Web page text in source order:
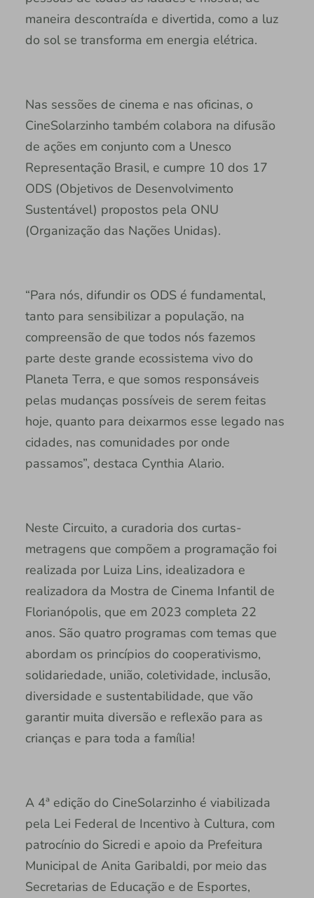
maneira descontraída e divertida, como a luz
do sol se transforma em energia elétrica.
Nas sessões de cinema e nas oficinas, o
CineSolarzinho também colabora na difusão
de ações em conjunto com a Unesco
Representação Brasil, e cumpre 10 dos 17
ODS (Objetivos de Desenvolvimento
Sustentável) propostos pela ONU
(Organização das Nações Unidas).
“Para nós, difundir os ODS é fundamental,
tanto para sensibilizar a população, na
compreensão de que todos nós fazemos
parte deste grande ecossistema vivo do
Planeta Terra, e que somos responsáveis
pelas mudanças possíveis de serem feitas
hoje, quanto para deixarmos esse legado nas
cidades, nas comunidades por onde
passamos”, destaca Cynthia Alario.
Neste Circuito, a curadoria dos curtas-
metragens que compõem a programação foi
realizada por Luiza Lins, idealizadora e
realizadora da Mostra de Cinema Infantil de
Florianópolis, que em 2023 completa 22
anos. São quatro programas com temas que
abordam os princípios do cooperativismo,
solidariedade, união, coletividade, inclusão,
diversidade e sustentabilidade, que vão
garantir muita diversão e reflexão para as
crianças e para toda a família!
A 4ª edição do CineSolarzinho é viabilizada
pela Lei Federal de Incentivo à Cultura, com
patrocínio do Sicredi e apoio da Prefeitura
Municipal de Anita Garibaldi, por meio das
Secretarias de Educação e de Esportes,